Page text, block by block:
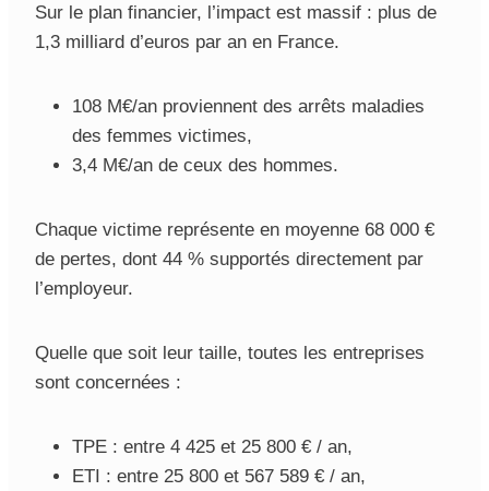
Sur le plan financier, l’impact est massif : plus de
1,3 milliard d’euros par an en France.
108 M€/an proviennent des arrêts maladies
des femmes victimes,
3,4 M€/an de ceux des hommes.
Chaque victime représente en moyenne 68 000 €
de pertes, dont 44 % supportés directement par
l’employeur.
Quelle que soit leur taille, toutes les entreprises
sont concernées :
TPE : entre 4 425 et 25 800 € / an,
ETI : entre 25 800 et 567 589 € / an,